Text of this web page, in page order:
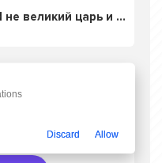
Слушать Akrim - Я не великий царь и я не император
великий царь
или слушать
Discard Allow